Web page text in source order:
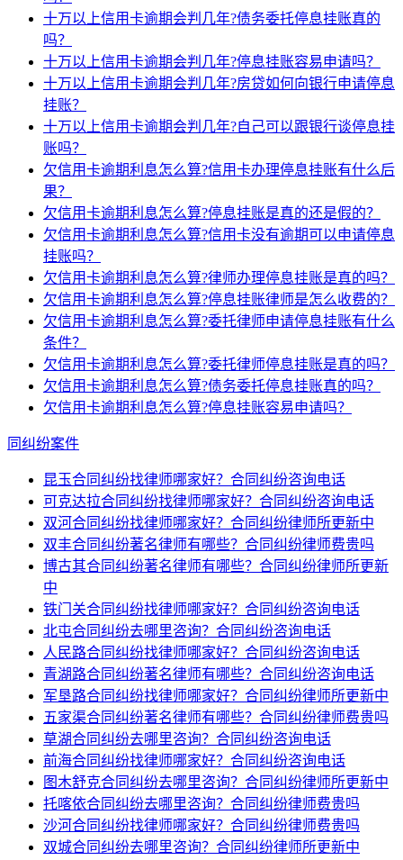
十万以上信用卡逾期会判几年?债务委托停息挂账真的
吗？
十万以上信用卡逾期会判几年?停息挂账容易申请吗？
十万以上信用卡逾期会判几年?房贷如何向银行申请停息
挂账？
十万以上信用卡逾期会判几年?自己可以跟银行谈停息挂
账吗？
欠信用卡逾期利息怎么算?信用卡办理停息挂账有什么后
果？
欠信用卡逾期利息怎么算?停息挂账是真的还是假的？
欠信用卡逾期利息怎么算?信用卡没有逾期可以申请停息
挂账吗？
欠信用卡逾期利息怎么算?律师办理停息挂账是真的吗？
欠信用卡逾期利息怎么算?停息挂账律师是怎么收费的？
欠信用卡逾期利息怎么算?委托律师申请停息挂账有什么
条件？
欠信用卡逾期利息怎么算?委托律师停息挂账是真的吗？
欠信用卡逾期利息怎么算?债务委托停息挂账真的吗？
欠信用卡逾期利息怎么算?停息挂账容易申请吗？
同纠纷案件
昆玉合同纠纷找律师哪家好？合同纠纷咨询电话
可克达拉合同纠纷找律师哪家好？合同纠纷咨询电话
双河合同纠纷找律师哪家好？合同纠纷律师所更新中
双丰合同纠纷著名律师有哪些？合同纠纷律师费贵吗
博古其合同纠纷著名律师有哪些？合同纠纷律师所更新
中
铁门关合同纠纷找律师哪家好？合同纠纷咨询电话
北屯合同纠纷去哪里咨询？合同纠纷咨询电话
人民路合同纠纷找律师哪家好？合同纠纷咨询电话
青湖路合同纠纷著名律师有哪些？合同纠纷咨询电话
军垦路合同纠纷找律师哪家好？合同纠纷律师所更新中
五家渠合同纠纷著名律师有哪些？合同纠纷律师费贵吗
草湖合同纠纷去哪里咨询？合同纠纷咨询电话
前海合同纠纷找律师哪家好？合同纠纷咨询电话
图木舒克合同纠纷去哪里咨询？合同纠纷律师所更新中
托喀依合同纠纷去哪里咨询？合同纠纷律师费贵吗
沙河合同纠纷找律师哪家好？合同纠纷律师费贵吗
双城合同纠纷去哪里咨询？合同纠纷律师所更新中